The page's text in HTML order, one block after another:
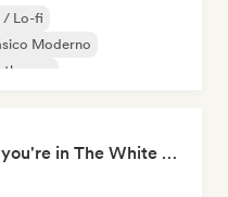
/ Lo-fi
Moderno
Songs to pretend you're in The White Lotus